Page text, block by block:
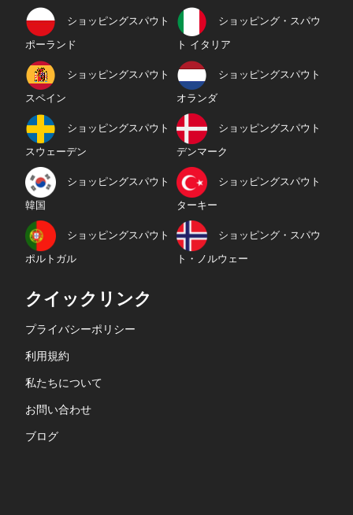
ショッピングスパウト
ポーランド
ショッピング・スパウ
ト イタリア
ショッピングスパウト
スペイン
ショッピングスパウト
オランダ
ショッピングスパウト
スウェーデン
ショッピングスパウト
デンマーク
ショッピングスパウト
韓国
ショッピングスパウト
ターキー
ショッピングスパウト
ポルトガル
ショッピング・スパウ
ト・ノルウェー
クイックリンク
プライバシーポリシー
利用規約
私たちについて
お問い合わせ
ブログ